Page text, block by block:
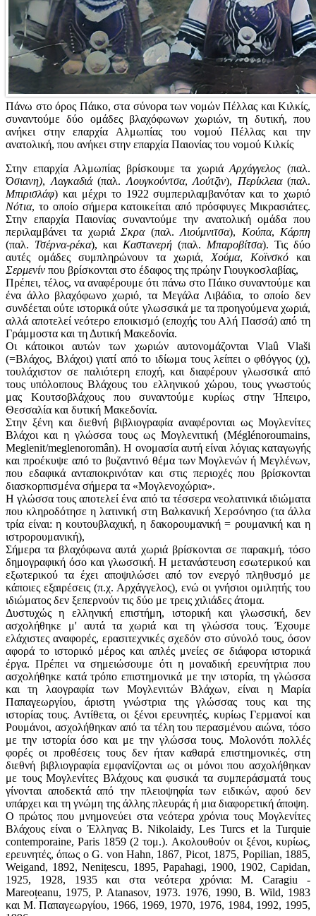
Πάνω στο όρος Πάικο, στα σύνορα των νομών Πέλλας και Κιλκίς,
συναντούμε δύο ομάδες βλαχόφωνων χωριών, τη δυτική, που
ανήκει στην επαρχία Αλμωπίας του νομού Πέλλας και την
ανατολική, που ανήκει στην επαρχία Παιονίας του νομού Κιλκίς
Στην επαρχία Αλμωπίας βρίσκουμε τα χωριάΑρχάγγελος (παλ.
Όσιανη), Λαγκαδιά(παλ. Λουγκούντσα, Λούτζιν), Περίκλεια(παλ.
Μπιρισλάφ) και μέχρι το 1922 συμπεριλαμβανόταν και το χωριό
Νότια, το οποίο σήμερα κατοικείται από πρόσφυγες Μικρασιάτες.
Στην επαρχία Παιονίας συναντούμε την ανατολική ομάδα που
περιλαμβάνει τα χωριάΣκρα(παλ.Λιούμνιτσα), Κούπα, Κάρπη
(παλ. Τσέρνα-ρέκα), και Καστανερή (παλ. Μπαροβίτσα). Τις δύο
αυτές ομάδες συμπληρώνουν τα χωριά, Χούμα, Κοϊνσκό και
Σερμενίν που βρίσκονται στο έδαφος της πρώην Γιουγκοσλαβίας,
Πρέπει, τέλος, να αναφέρουμε ότι πάνω στο Πάικο συναντούμε και
ένα άλλο βλαχόφωνο χωριό, τα Μεγάλα Λιβάδια, το οποίο δεν
συνδέεται ούτε ιστορικά ούτε γλωσσικά με τα προηγούμενα χωριά,
αλλά αποτελεί νεότερο εποικισμό (εποχής του Αλή Πασσά) από τη
Γράμμοστα και τη Δυτική Μακεδονία.
Οι κάτοικοι αυτών των χωριών αυτονομάζονται Vlaû Vlaši
(=Βλάχος, Βλάχοι) γιατί από το ιδίωμα τους λείπει ο φθόγγος (χ),
τουλάχιστον σε παλιότερη εποχή, και διαφέρουν γλωσσικά από
τους υπόλοιπους Βλάχους του ελληνικού χώρου, τους γνωστούς
μας Κουτσοβλάχους που συναντούμε κυρίως στην Ήπειρο,
Θεσσαλία και δυτική Μακεδονία.
Στην ξένη και διεθνή βιβλιογραφία αναφέρονται ως Μογλενίτες
Βλάχοι και η γλώσσα τους ως Μογλενιτική (Méglénoroumains,
Meglenit/meglenoromân). Η ονομασία αυτή είναι λόγιας καταγωγής
και προέκυψε από το βυζαντινό θέμα των Μογλενών ή Μεγλένων,
που εδαφικά ανταποκρινόταν και στις περιοχές που βρίσκονται
διασκορπισμένα σήμερα τα «Μογλενοχώρια».
Η γλώσσα τους αποτελεί ένα από τα τέσσερα νεολατινικά ιδιώματα
που κληροδότησε η λατινική στη Βαλκανική Χερσόνησο (τα άλλα
τρία είναι: η κουτουβλαχική, η δακορουμανική = ρουμανική και η
ιστρορουμανική),
Σήμερα τα βλαχόφωνα αυτά χωριά βρίσκονται σε παρακμή, τόσο
δημογραφική όσο και γλωσσική. Η μετανάστευση εσωτερικού και
εξωτερικού τα έχει αποψιλώσει από τον ενεργό πληθυσμό με
κάποιες εξαιρέσεις (π.χ. Αρχάγγελος), ενώ οι γνήσιοι ομιλητής του
ιδιώματος δεν ξεπερνούν τις δύο με τρεις χιλιάδες άτομα.
Δυστυχώς η ελληνική επιστήμη, ιστορική και γλωσσική, δεν
ασχολήθηκε μ' αυτά τα χωριά και τη γλώσσα τους. Έχουμε
ελάχιστες αναφορές, ερασιτεχνικές σχεδόν στο σύνολό τους, όσον
αφορά το ιστορικό μέρος και απλές μνείες σε διάφορα ιστορικά
έργα. Πρέπει να σημειώσουμε ότι η μοναδική ερευνήτρια που
ασχολήθηκε κατά τρόπο επιστημονικά με την ιστορία, τη γλώσσα
και τη λαογραφία των Μογλενιτών Βλάχων, είναι η Μαρία
Παπαγεωργίου, άριστη γνώστρια της γλώσσας τους και της
ιστορίας τους. Αντίθετα, οι ξένοι ερευνητές, κυρίως Γερμανοί και
Ρουμάνοι, ασχολήθηκαν από τα τέλη του περασμένου αιώνα, τόσο
με την ιστορία όσο και με την γλώσσα τους. Μολονότι πολλές
φορές οι προθέσεις τους δεν ήταν καθαρά επιστημονικές, στη
διεθνή βιβλιογραφία εμφανίζονται ως οι μόνοι που ασχολήθηκαν
με τους Μογλενίτες Βλάχους και φυσικά τα συμπεράσματά τους
γίνονται αποδεκτά από την πλειοψηφία των ειδικών, αφού δεν
υπάρχει και τη γνώμη της άλλης πλευράς ή μια διαφορετική άποψη.
Ο πρώτος που μνημονεύει στα νεότερα χρόνια τους Μογλενίτες
Βλάχους είναι ο Έλληνας B. Nikolaidy, Les Turcs et la Turquie
contemporaine, Paris 1859 (2 τομ.). Ακολουθούν οι ξένοι, κυρίως,
ερευνητές, όπως ο G. von Hahn, 1867, Picot, 1875, Popilian, 1885,
Weigand, 1892, Nenițescu, 1895, Papahagi, 1900, 1902, Capidan,
1925, 1928, 1935 και στα νεότερα χρόνια: Μ. Caragiu -
Mareoțeanu, 1975, P. Atanasov, 1973. 1976, 1990, B. Wild, 1983
και Μ. Παπαγεωργίου, 1966, 1969, 1970, 1976, 1984, 1992, 1995,